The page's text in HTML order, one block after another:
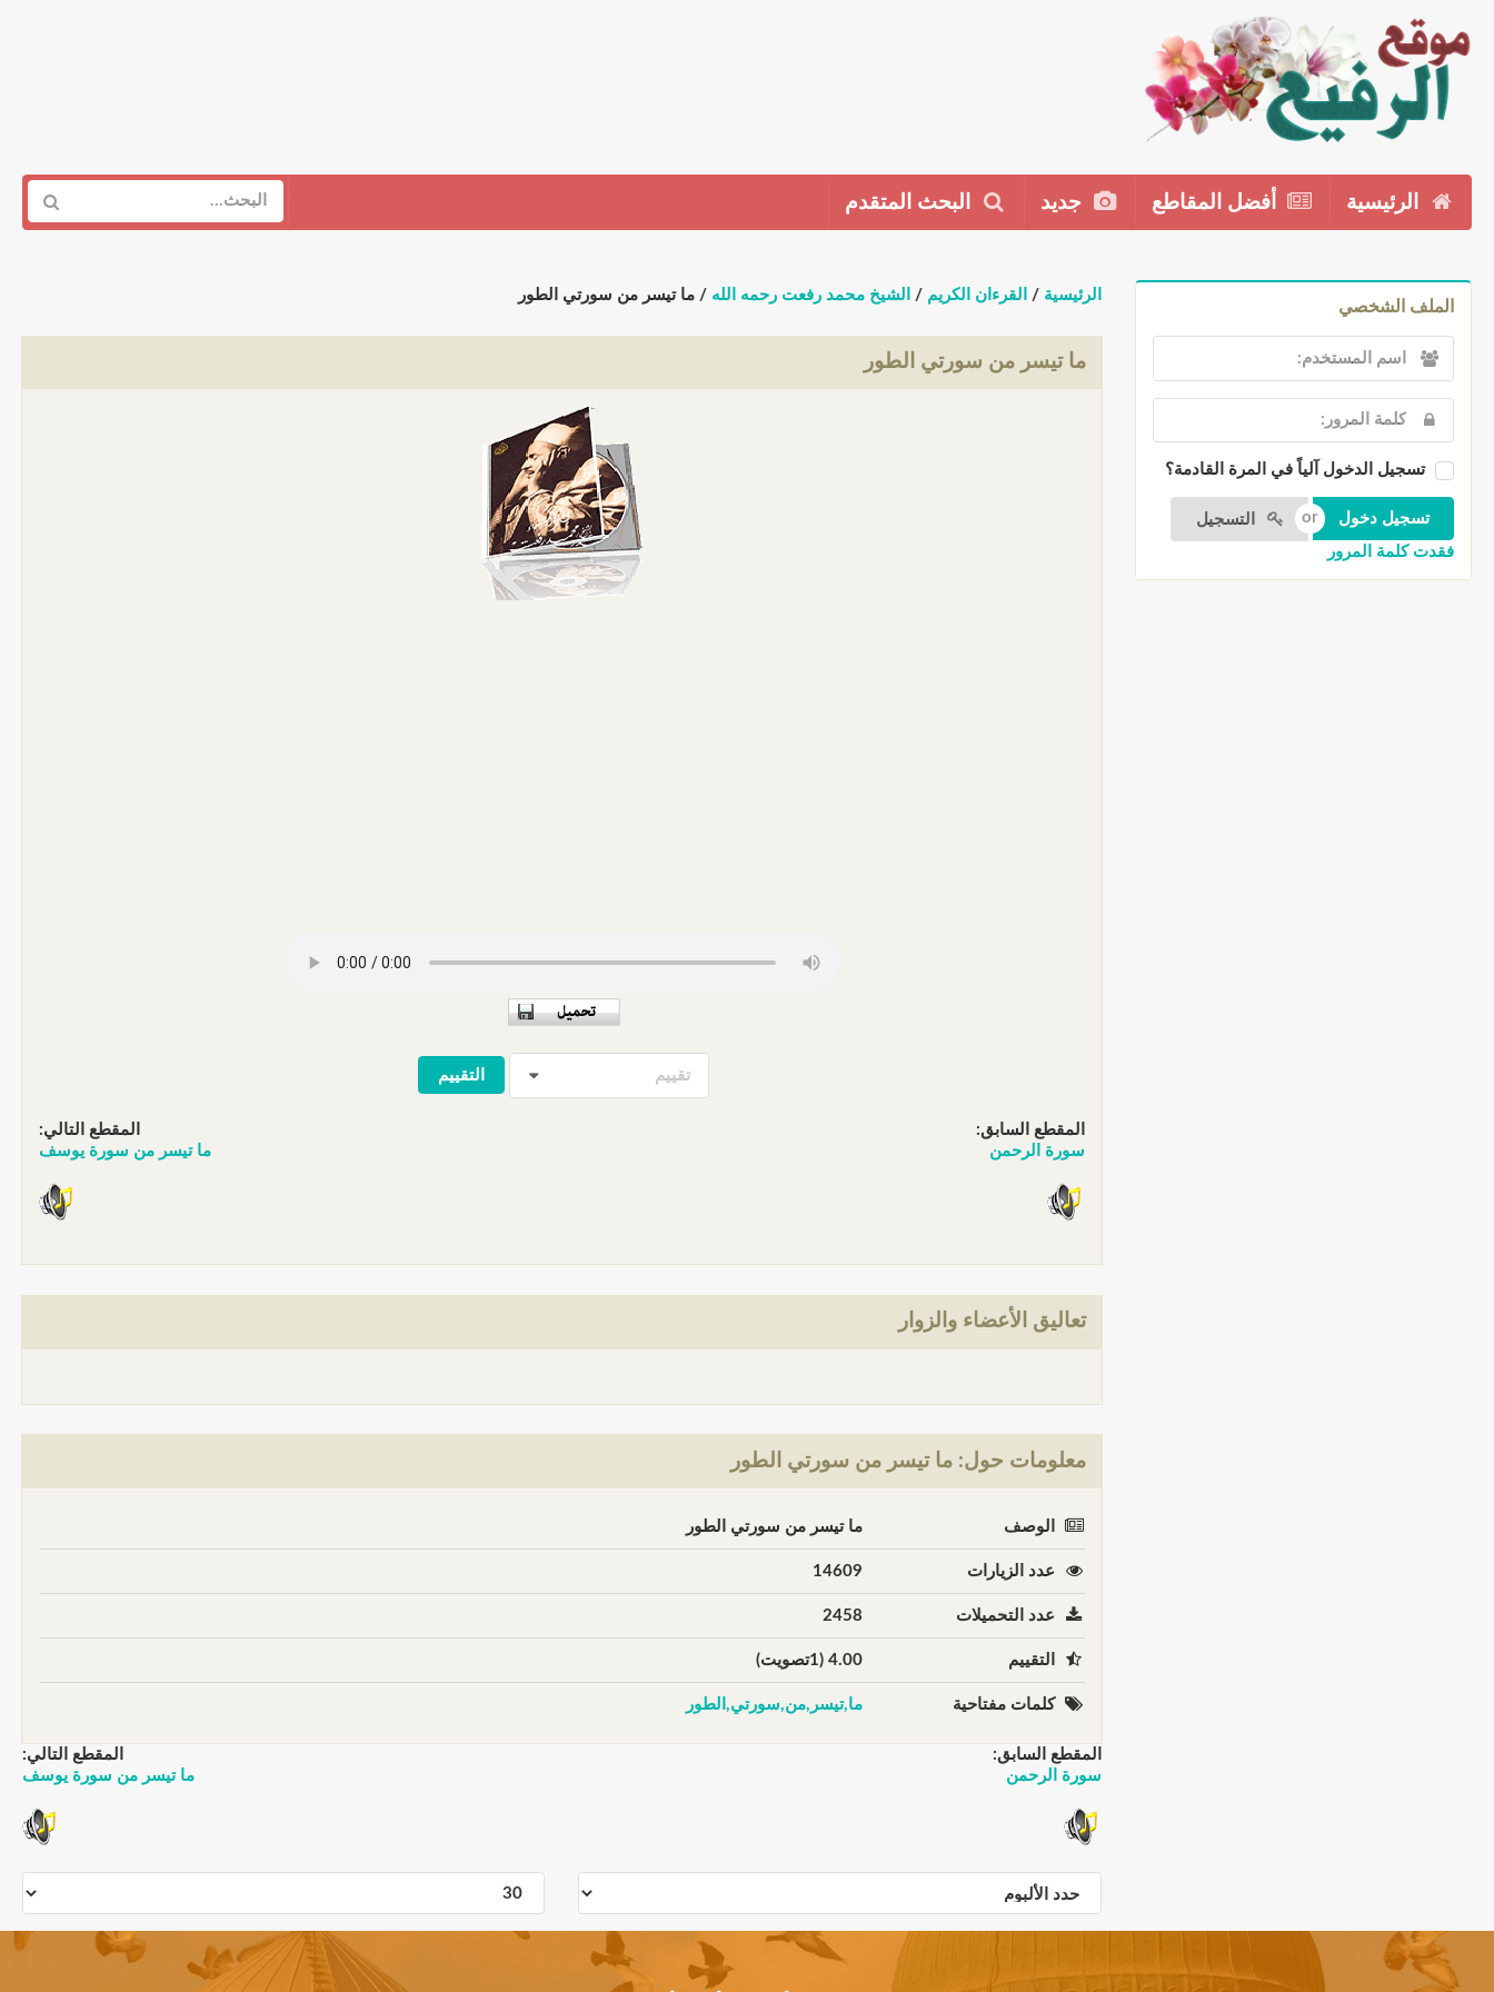
الرئيسية أفضل المقاطع جديد البحث المتقدم
الملف الشخصي
تسجيل الدخول آلياً في المرة القادمة؟
التسجيل
فقدت كلمة المرور
الرئيسية / القرءان الكريم / الشيخ محمد رفعت رحمه الله / ما تيسر من سورتي الطور
ما تيسر من سورتي الطور
تقييم
المقطع السابق:
سورة الرحمن
المقطع التالي:
ما تيسر من سورة يوسف
تعاليق الأعضاء والزوار
معلومات حول: ما تيسر من سورتي الطور
الوصف ما تيسر من سورتي الطور
عدد الزيارات 14609
عدد التحميلات 2458
التقييم 4.00 (1تصويت)
كلمات مفتاحية ما,تيسر,من,سورتي,الطور
المقطع السابق:
سورة الرحمن
المقطع التالي:
ما تيسر من سورة يوسف